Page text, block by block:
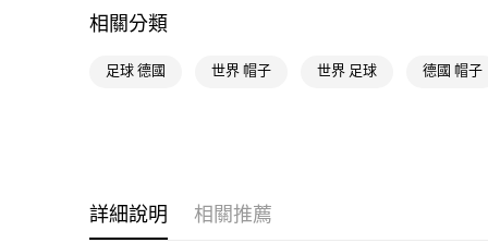
相關分類
足球 德國 世界 帽子 世界 足球 德國 帽子
詳細說明 相關推薦